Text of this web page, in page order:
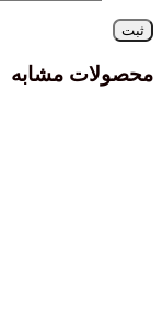
محصولات مشابه